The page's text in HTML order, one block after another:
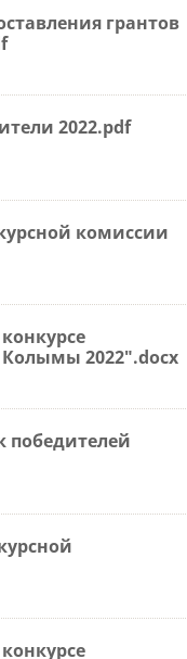
грантов
2022.pdf
комиссии
2022".docx
победителей